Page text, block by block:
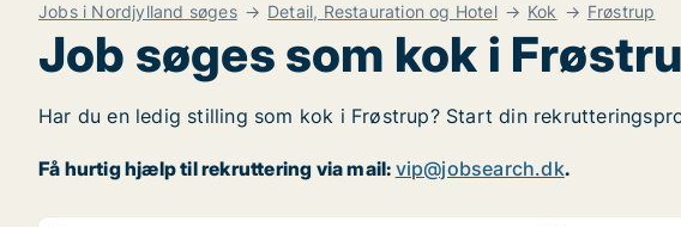
Jobs i Nordjylland søges Detail, Restauration og Hotel Kok Frøstrup
Job søges som kok i
Har du en ledig stilling som kok i Frøstrup? Start din
Få hurtig hjælp til rekruttering via mail: vip@jobsearch.dk.